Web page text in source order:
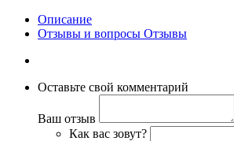
Описание
Отзывы и вопросы Отзывы
Оставьте свой комментарий
Ваш отзыв
Как вас зовут?